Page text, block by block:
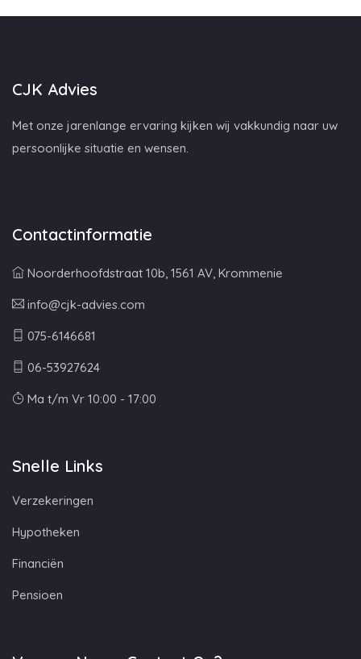
CJK Advies
Met onze jarenlange ervaring kijken wij vakkundig naar uw
persoonlijke situatie en wensen.
Contactinformatie
Noorderhoofdstraat 10b, 1561 AV, Krommenie
info@cjk-advies.com
075-6146681
06-53927624
Ma t/m Vr 10:00 - 17:00
Snelle Links
Verzekeringen
Hypotheken
Financiën
Pensioen